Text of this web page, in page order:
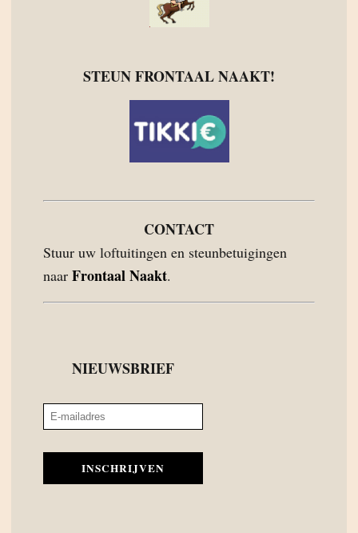
STEUN FRONTAAL NAAKT!
CONTACT
Stuur uw loftuitingen en steunbetuigingen
naar Frontaal Naakt.
NIEUWSBRIEF
INSCHRIJVEN